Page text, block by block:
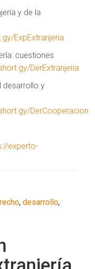
y de la
ExpExtranjeria
cuestiones
DerExtranjeria
desarrollo y
DerCooperacion
experto-
,desarrollo,